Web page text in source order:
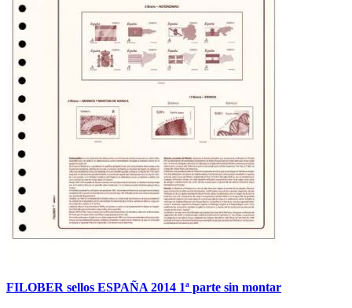
FILOBER sellos ESPAÑA 2014 1ª parte sin montar